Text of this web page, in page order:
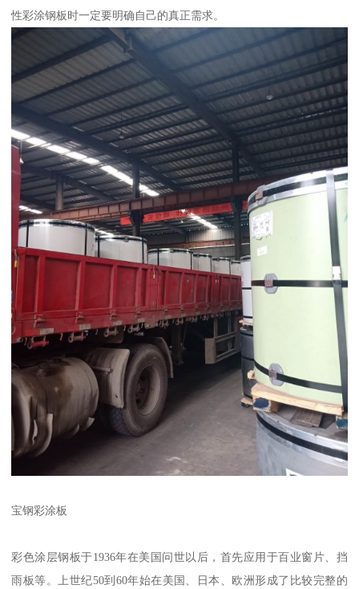
性彩涂钢板时一定要明确自己的真正需求。
宝钢彩涂板
彩色涂层钢板于1936年在美国问世以后，首先应用于百业窗片、挡
雨板等。上世纪50到60年始在美国、日本、欧洲形成了比较完整的